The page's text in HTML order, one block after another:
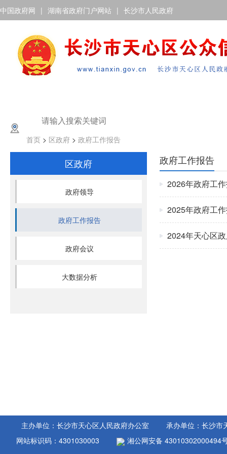
中国政府网 | 湖南省政府门户网站 | 长沙市人民政府
首页 > 区政府 > 政府工作报告
区政府
政府领导
政府工作报告
政府会议
大数据分析
政府工作报告
2026年政府工
2025年政府工
2024年天心区
主办单位：长沙市天心区人民政府办公室
承办单位：长沙市
网站标识码：4301030003
湘公网安备 43010302000494